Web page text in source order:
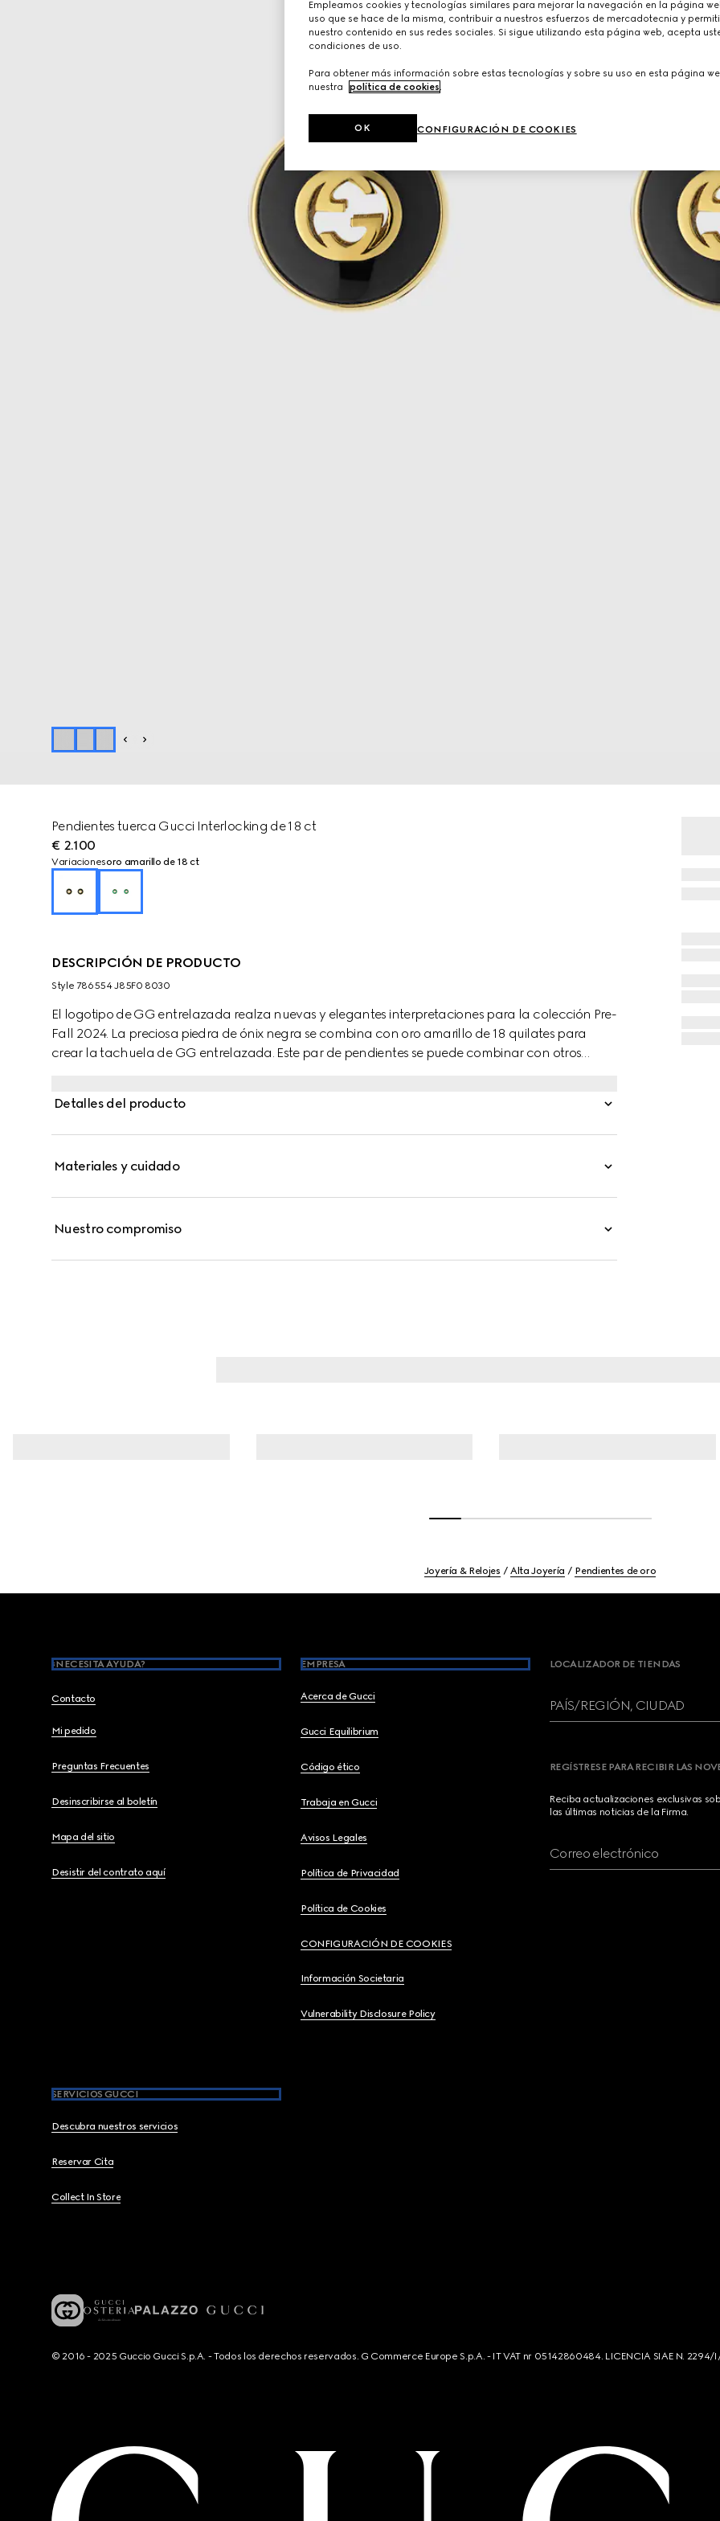
Pendientes tuerca Gucci Interlocking de 18 ct
€ 2.100
Variacionesoro amarillo de 18 ct
DESCRIPCIÓN DE PRODUCTO
Style ‎786554 J85F0 8030
El logotipo de GG entrelazada realza nuevas y elegantes interpretaciones para la colección Pre-
Fall 2024. La preciosa piedra de ónix negra se combina con oro amarillo de 18 quilates para
crear la tachuela de GG entrelazada. Este par de pendientes se puede combinar con otros
Detalles del producto
Materiales y cuidado
Nuestro compromiso
Joyería & Relojes Alta Joyería Pendientes de oro
¿NECESITA AYUDA?
Contacto
Mi pedido
Preguntas Frecuentes
Desinscribirse al boletín
Mapa del sitio
Desistir del contrato aquí
EMPRESA
Acerca de Gucci
Gucci Equilibrium
Código ético
Trabaja en Gucci
Avisos Legales
Política de Privacidad
Política de Cookies
CONFIGURACIÓN DE COOKIES
Información Societaria
Vulnerability Disclosure Policy
SERVICIOS GUCCI
Descubra nuestros servicios
Reservar Cita
Collect In Store
LOCALIZADOR DE TIENDAS
PAÍS/REGIÓN, CIUDAD
REGÍSTRESE PARA RECIBIR LAS
Reciba actualizaciones exclusivas
las últimas noticias de la Firma.
Correo electrónico
© 2016 - 2025 Guccio Gucci S.p.A. - Todos los derechos reservados. G Commerce Europe S.p.A. - IT VAT nr 05142860484. LICENCIA SIAE N.
Empleamos cookies y tecnologías similares para mejorar la navegación en la página
uso que se hace de la misma, contribuir a nuestros esfuerzos de mercadotecnia y
nuestro contenido en sus redes sociales. Si sigue utilizando esta página web, acepta
condiciones de uso.
Para obtener más información sobre estas tecnologías y sobre su uso en esta página
nuestra
política de cookies
CONFIGURACIÓN DE COOKIES
OK